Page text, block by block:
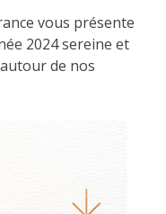
vous présente
2024 sereine et
de nos